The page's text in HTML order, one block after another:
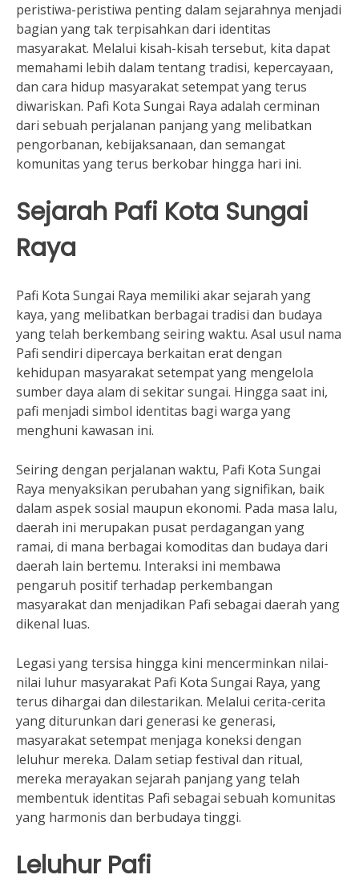
peristiwa-peristiwa penting dalam sejarahnya menjadi
bagian yang tak terpisahkan dari identitas
masyarakat. Melalui kisah-kisah tersebut, kita dapat
memahami lebih dalam tentang tradisi, kepercayaan,
dan cara hidup masyarakat setempat yang terus
diwariskan. Pafi Kota Sungai Raya adalah cerminan
dari sebuah perjalanan panjang yang melibatkan
pengorbanan, kebijaksanaan, dan semangat
komunitas yang terus berkobar hingga hari ini.
Sejarah Pafi Kota Sungai
Raya
Pafi Kota Sungai Raya memiliki akar sejarah yang
kaya, yang melibatkan berbagai tradisi dan budaya
yang telah berkembang seiring waktu. Asal usul nama
Pafi sendiri dipercaya berkaitan erat dengan
kehidupan masyarakat setempat yang mengelola
sumber daya alam di sekitar sungai. Hingga saat ini,
pafi menjadi simbol identitas bagi warga yang
menghuni kawasan ini.
Seiring dengan perjalanan waktu, Pafi Kota Sungai
Raya menyaksikan perubahan yang signifikan, baik
dalam aspek sosial maupun ekonomi. Pada masa lalu,
daerah ini merupakan pusat perdagangan yang
ramai, di mana berbagai komoditas dan budaya dari
daerah lain bertemu. Interaksi ini membawa
pengaruh positif terhadap perkembangan
masyarakat dan menjadikan Pafi sebagai daerah yang
dikenal luas.
Legasi yang tersisa hingga kini mencerminkan nilai-
nilai luhur masyarakat Pafi Kota Sungai Raya, yang
terus dihargai dan dilestarikan. Melalui cerita-cerita
yang diturunkan dari generasi ke generasi,
masyarakat setempat menjaga koneksi dengan
leluhur mereka. Dalam setiap festival dan ritual,
mereka merayakan sejarah panjang yang telah
membentuk identitas Pafi sebagai sebuah komunitas
yang harmonis dan berbudaya tinggi.
Leluhur Pafi